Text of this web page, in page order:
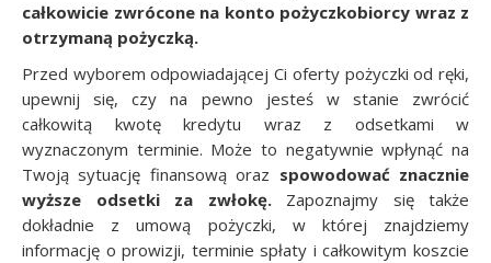
całkowicie zwrócone na konto pożyczkobiorcy wraz z
otrzymaną pożyczką.
Przed wyborem odpowiadającej Ci oferty pożyczki od ręki,
upewnij się, czy na pewno jesteś w stanie zwrócić
całkowitą kwotę kredytu wraz z odsetkami w
wyznaczonym terminie. Może to negatywnie wpłynąć na
Twoją sytuację finansową oraz spowodować znacznie
wyższe odsetki za zwłokę. Zapoznajmy się także
dokładnie z umową pożyczki, w której znajdziemy
informację o prowizji, terminie spłaty i całkowitym koszcie